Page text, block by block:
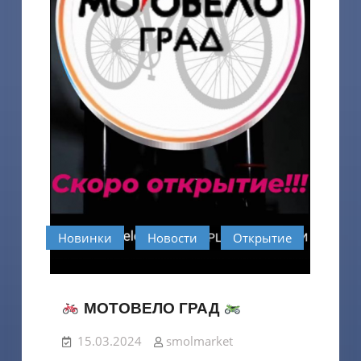
Новинки Новости Открытие
МОТОВЕЛО ГРАД
15.03.2024 smolmarket